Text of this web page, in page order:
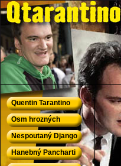
QTarantino.cz - Quentin Tarantino
Quentin Tarantino
Osm hrozných
Nespoutaný Django
Hanebný Pancharti